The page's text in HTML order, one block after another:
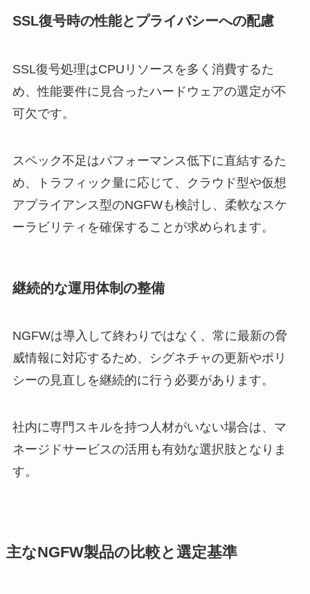
SSL復号時の性能とプライバシーへの配慮
SSL復号処理はCPUリソースを多く消費するた
め、性能要件に見合ったハードウェアの選定が不
可欠です。
スペック不足はパフォーマンス低下に直結するた
め、トラフィック量に応じて、クラウド型や仮想
アプライアンス型のNGFWも検討し、柔軟なスケ
ーラビリティを確保することが求められます。
継続的な運用体制の整備
NGFWは導入して終わりではなく、常に最新の脅
威情報に対応するため、シグネチャの更新やポリ
シーの見直しを継続的に行う必要があります。
社内に専門スキルを持つ人材がいない場合は、マ
ネージドサービスの活用も有効な選択肢となりま
す。
主なNGFW製品の比較と選定基準